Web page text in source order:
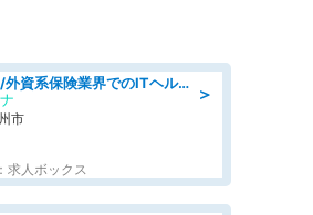
＞
ヘルプデスク/外資系保険業界でのITヘルプデスク業務/駅近/即日勤務可/ヘルプデスク
市
求人ボックス